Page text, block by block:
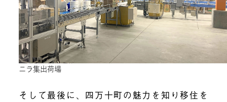
ニラ集出荷場
そして最後に、四万十町の魅力を知り移住を